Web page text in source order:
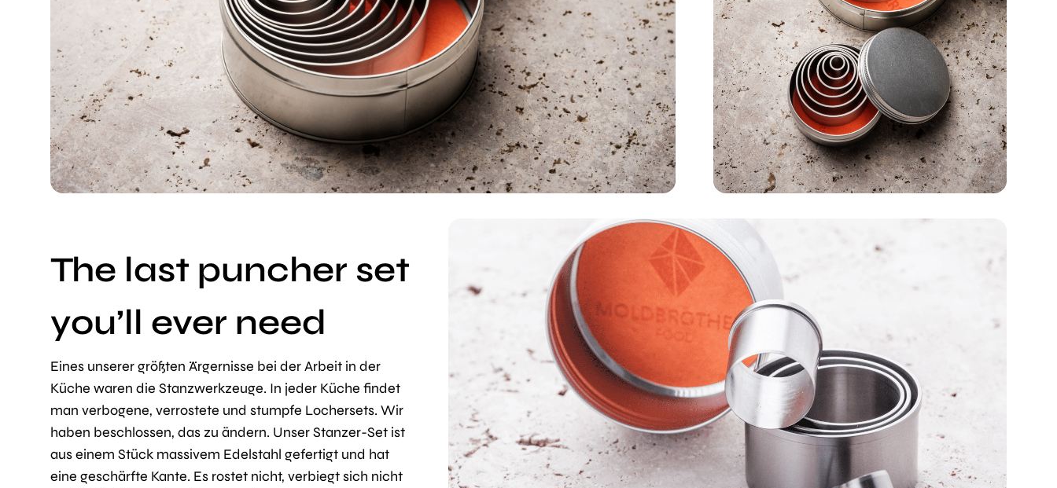
The last puncher set
you’ll ever need
Eines unserer größten Ärgernisse bei der Arbeit in der
Küche waren die Stanzwerkzeuge. In jeder Küche findet
man verbogene, verrostete und stumpfe Lochersets. Wir
haben beschlossen, das zu ändern. Unser Stanzer-Set ist
aus einem Stück massivem Edelstahl gefertigt und hat
eine geschärfte Kante. Es rostet nicht, verbiegt sich nicht